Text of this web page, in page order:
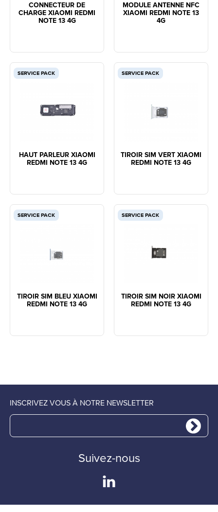
CONNECTEUR DE
CHARGE XIAOMI REDMI
NOTE 13 4G
MODULE ANTENNE NFC
XIAOMI REDMI NOTE 13
4G
SERVICE PACK
HAUT PARLEUR XIAOMI
REDMI NOTE 13 4G
SERVICE PACK
TIROIR SIM VERT XIAOMI
REDMI NOTE 13 4G
SERVICE PACK
TIROIR SIM BLEU XIAOMI
REDMI NOTE 13 4G
SERVICE PACK
TIROIR SIM NOIR XIAOMI
REDMI NOTE 13 4G
INSCRIVEZ VOUS À NOTRE NEWSLETTER
Suivez-nous